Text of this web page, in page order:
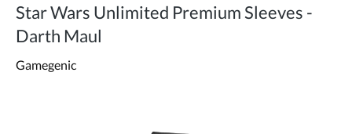
Star Wars Unlimited Premium Sleeves -
Darth Maul
Gamegenic